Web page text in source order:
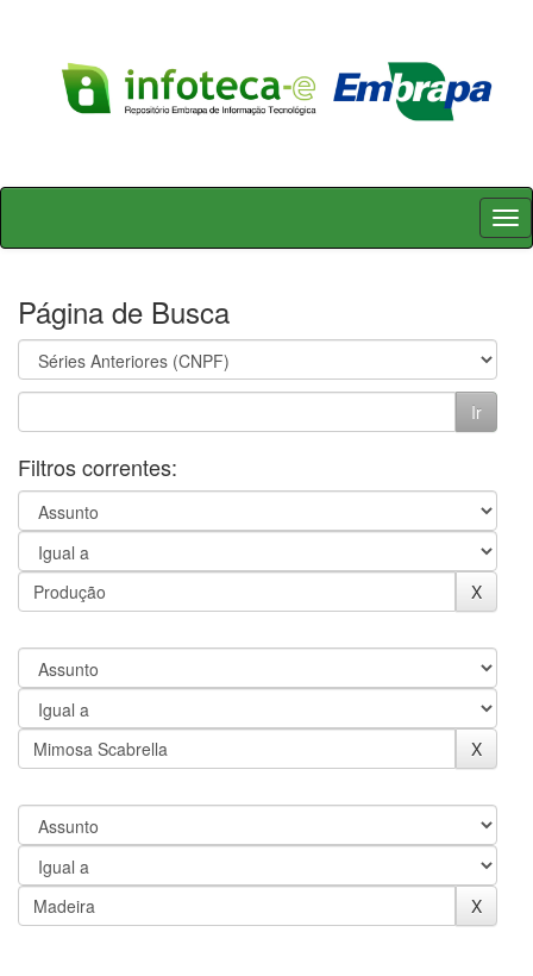
Skip
Página de Busca
Filtros correntes: